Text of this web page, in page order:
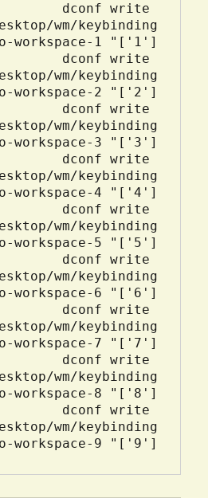
dconf write
wm/keybinding
workspace-1 "['
dconf write
wm/keybinding
workspace-2 "['
dconf write
wm/keybinding
workspace-3 "['
dconf write
wm/keybinding
workspace-4 "['
dconf write
wm/keybinding
workspace-5 "['
dconf write
wm/keybinding
workspace-6 "['
dconf write
wm/keybinding
workspace-7 "['
dconf write
wm/keybinding
workspace-8 "['
dconf write
wm/keybinding
workspace-9 "[' 9']"